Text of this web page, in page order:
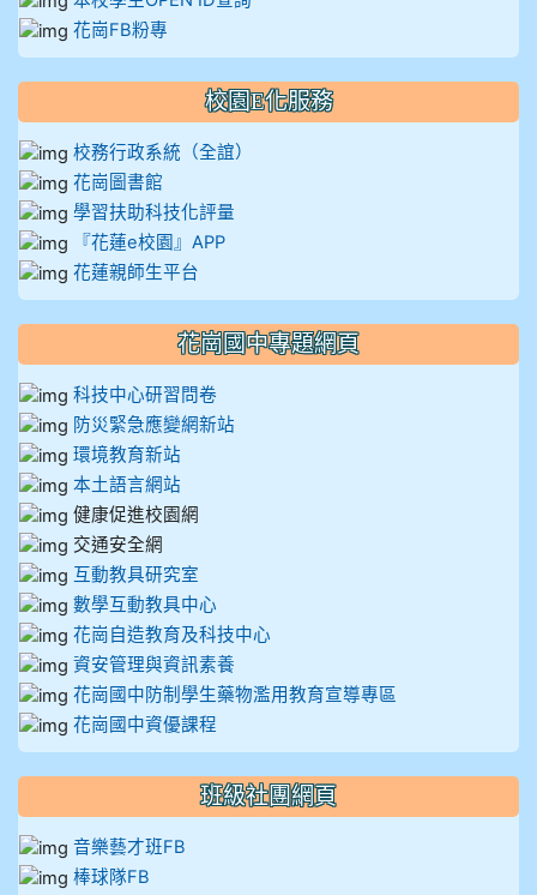
花崗FB粉專
校園E化服務
校務行政系統（全誼）
花崗圖書館
學習扶助科技化評量
『花蓮e校園』APP
花蓮親師生平台
花崗國中專題網頁
科技中心研習問卷
防災緊急應變網新站
環境教育新站
本土語言網站
健康促進校園網
交通安全網
互動教具研究室
數學互動教具中心
花崗自造教育及科技中心
資安管理與資訊素養
花崗國中防制學生藥物濫用教育宣導專區
花崗國中資優課程
班級社團網頁
音樂藝才班FB
棒球隊FB